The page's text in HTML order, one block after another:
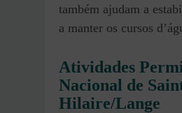
também ajudam a
a manter os cursos
Atividades
Nacional de
Hilaire/Lange